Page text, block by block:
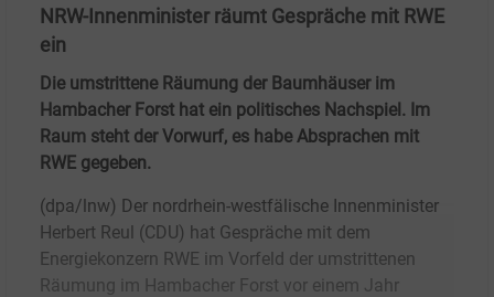
NRW-Innenminister räumt Gespräche mit RWE
ein
Die umstrittene Räumung der Baumhäuser im
Hambacher Forst hat ein politisches Nachspiel. Im
Raum steht der Vorwurf, es habe Absprachen mit
RWE gegeben.
(dpa/lnw) Der nordrhein-westfälische Innenminister
Herbert Reul (CDU) hat Gespräche mit dem
Energiekonzern RWE im Vorfeld der umstrittenen
Räumung im Hambacher Forst vor einem Jahr